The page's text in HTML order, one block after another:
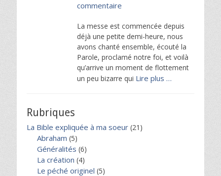
commentaire
La messe est commencée depuis
déjà une petite demi-heure, nous
avons chanté ensemble, écouté la
Parole, proclamé notre foi, et voilà
qu’arrive un moment de flottement
un peu bizarre qui Lire plus …
Rubriques
La Bible expliquée à ma soeur (21)
Abraham (5)
Généralités (6)
La création (4)
Le péché originel (5)